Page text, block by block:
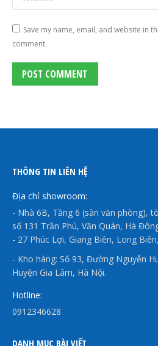
Save my name, email, and website in
comment.
POST COMMENT
THÔNG TIN LIÊN HỆ
Địa chỉ showroom:
- Nhà 6B, Tầng 6 (sàn văn phòng),
số 131 Trần Phú, Văn Quán, Hà
- 27 Phúc Lợi, Giang Biên, Long
- Kho hàng: Số 93, Đường Nguyễn
Huyện Gia Lâm, Hà Nội.
Hotline:
0912346628
DANH MỤC BÀI VIẾT